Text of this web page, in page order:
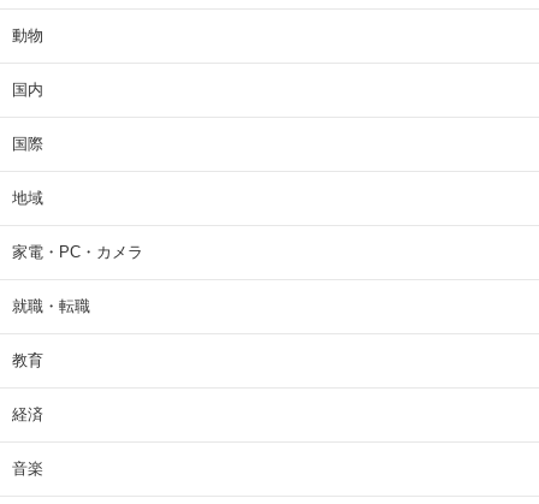
動物
国内
国際
地域
家電・PC・カメラ
就職・転職
教育
経済
音楽